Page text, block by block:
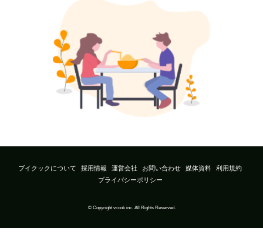
ブイクックについて 採用情報 運営会社 お問い合わせ 媒体資料
利用規約
プライバシーポリシー
© Copyright vcook inc. All Rights Reserved.